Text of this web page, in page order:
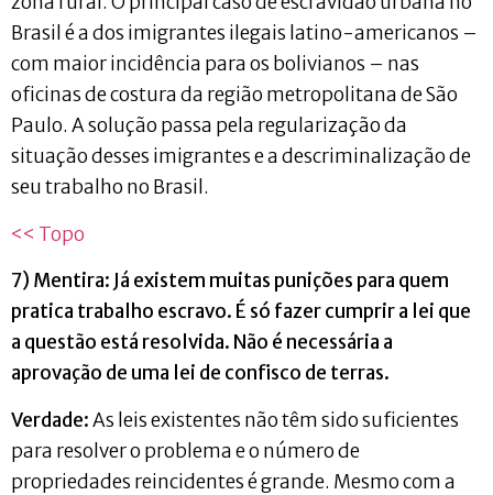
Brasil é a dos imigrantes ilegais latino-americanos –
com maior incidência para os bolivianos – nas
oficinas de costura da região metropolitana de São
Paulo. A solução passa pela regularização da
situação desses imigrantes e a descriminalização de
seu trabalho no Brasil.
<< Topo
7) Mentira: Já existem muitas punições para quem
pratica trabalho escravo. É só fazer cumprir a lei que
a questão está resolvida. Não é necessária a
aprovação de uma lei de confisco de terras.
Verdade:As leis existentes não têm sido suficientes
para resolver o problema e o número de
propriedades reincidentes é grande. Mesmo com a